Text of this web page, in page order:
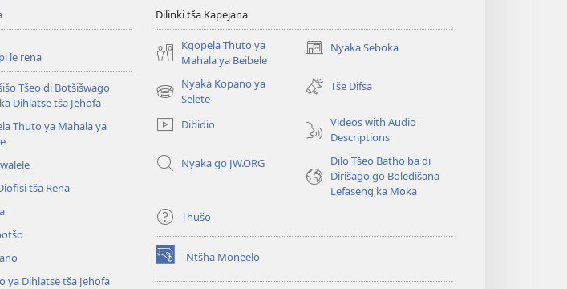
le rena
Tšeo di Botšišwago
Dihlatse tša Jehofa
Thuto ya Mahala ya
tša Rena
ya Dihlatse tša Jehofa
Dilinki tša Kapejana
Kgopela Thuto ya
Mahala ya Beibele
Nyaka Seboka
(opens
window)
Nyaka Kopano ya
Selete
(opens
window)
Tše Difsa
Dibidio
Videos with Audio
Descriptions
Nyaka go JW.ORG
Dilo Tšeo Batho ba di
Dirišago go Boledišana
Lefaseng ka Moka
Thušo
Ntšha Moneelo
(opens
new